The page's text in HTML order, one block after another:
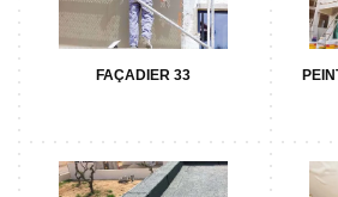
FAÇADIER 33